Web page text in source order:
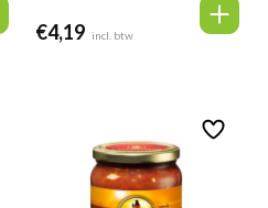
€4,19 incl. btw